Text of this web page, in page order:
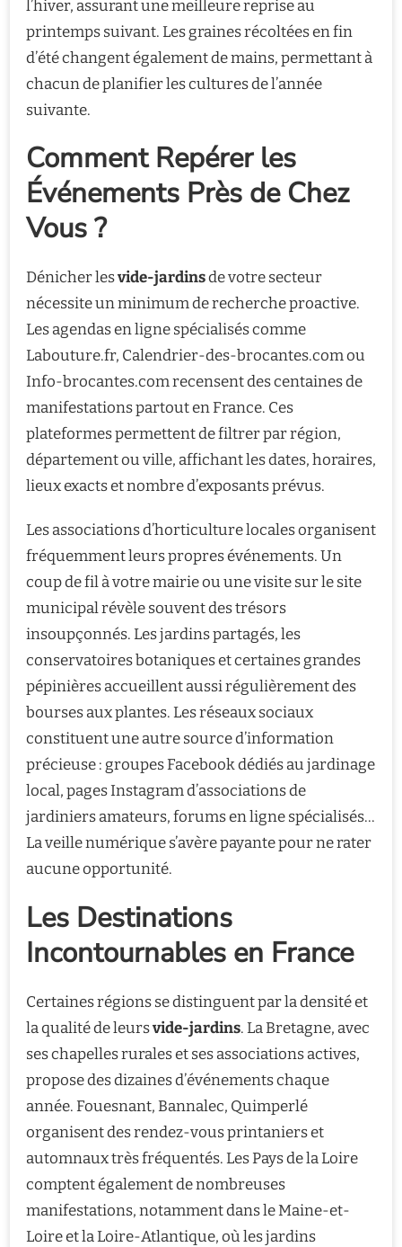
l’hiver, assurant une meilleure reprise au
printemps suivant. Les graines récoltées en fin
d’été changent également de mains, permettant à
chacun de planifier les cultures de l’année
suivante.
Comment Repérer les
Événements Près de Chez
Vous ?
Dénicher lesvide-jardinsde votre secteur
nécessite un minimum de recherche proactive.
Les agendas en ligne spécialisés comme
Labouture.fr, Calendrier-des-brocantes.com ou
Info-brocantes.com recensent des centaines de
manifestations partout en France. Ces
plateformes permettent de filtrer par région,
département ou ville, affichant les dates, horaires,
lieux exacts et nombre d’exposants prévus.
Les associations d’horticulture locales organisent
fréquemment leurs propres événements. Un
coup de fil à votre mairie ou une visite sur le site
municipal révèle souvent des trésors
insoupçonnés. Les jardins partagés, les
conservatoires botaniques et certaines grandes
pépinières accueillent aussi régulièrement des
bourses aux plantes. Les réseaux sociaux
constituent une autre source d’information
précieuse : groupes Facebook dédiés au jardinage
local, pages Instagram d’associations de
jardiniers amateurs, forums en ligne spécialisés…
La veille numérique s’avère payante pour ne rater
aucune opportunité.
Les Destinations
Incontournables en France
Certaines régions se distinguent par la densité et
la qualité de leursvide-jardins. La Bretagne, avec
ses chapelles rurales et ses associations actives,
propose des dizaines d’événements chaque
année. Fouesnant, Bannalec, Quimperlé
organisent des rendez-vous printaniers et
automnaux très fréquentés. Les Pays de la Loire
comptent également de nombreuses
manifestations, notamment dans le Maine-et-
Loire et la Loire-Atlantique, où les jardins